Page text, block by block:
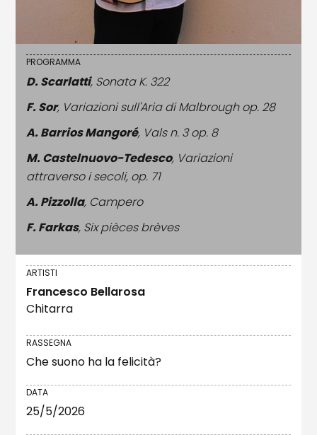
PROGRAMMA
D. Scarlatti, Sonata K. 322
F. Sor, Variazioni sull'Aria di Malbrough op. 28
A. Barrios Mangoré, Vals n. 3 op. 8
M. Castelnuovo-Tedesco, Variazioni
attraverso i secoli, op. 71
A. Pizzolla, Campero
F. Farkas, Six pièces brèves
ARTISTI
Francesco Bellarosa
Chitarra
RASSEGNA
Che suono ha la felicità?
DATA
25/5/2026